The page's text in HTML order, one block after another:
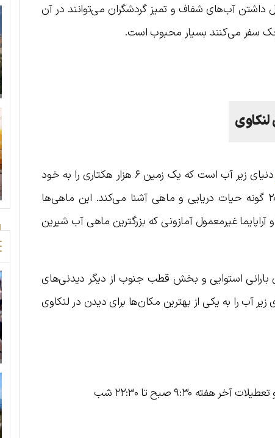
آب‌های شفاف و تمیز گردشگران می‌توانند در آن
سفر می‌کنند بسیار محبوب است.
دنیای زیر آب است که یک زمین ۶ هزار هکتاری را به خود
اختصاص داده، این مجموعه عظیم گردشگران را با بیش از ۲۰۰ گونه حیات دریایی و ماهی آشنا می‌کند. این ماهی‌ها
غیرمعمول آمازونی که بزرگترین ماهی آب شیرین
بارانی استوایی و بخش قطب جنوب از دیگر دیدنی‌های
آب را به یکی از بهترین مکان‌ها برای دیدن در لنکاوی